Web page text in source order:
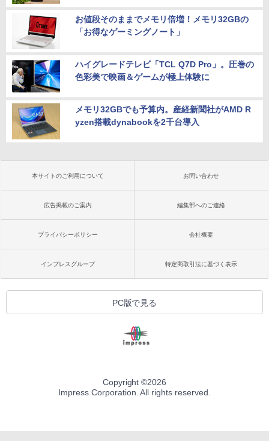
お値段そのままでメモリ倍増！メモリ32GBの
「お得なゲーミングノート」
ハイグレードテレビ「TCL Q7D Pro」。圧巻の
色彩美で映画＆ゲームが極上体験に
メモリ32GBでも予算内。産経新聞社がAMD R
yzen搭載dynabookを2千台導入
本サイトのご利用について お問い合わせ
広告掲載のご案内 編集部へのご連絡
プライバシーポリシー 会社概要
インプレスグループ 特定商取引法に基づく表示
PC版で見る
Copyright ©2026
Impress Corporation. All rights reserved.